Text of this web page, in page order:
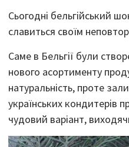
Сьогодні бельгійський
славиться своїм
Саме в Бельгії були
нового асортименту
натуральність, проте
українських кондитерів
чудовий варіант,